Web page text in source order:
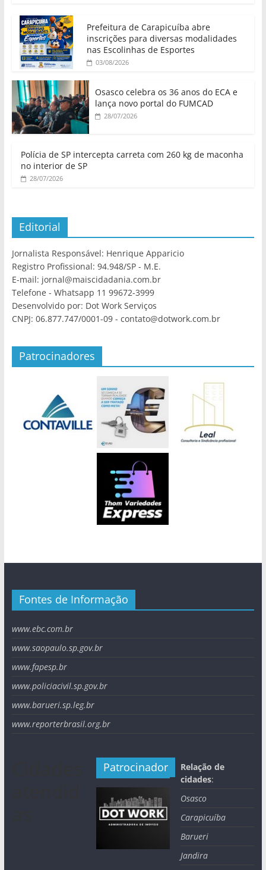
Prefeitura de Carapicuíba abre
inscrições para diversas modalidades
nas Escolinhas de Esportes
03/08/2026
Osasco celebra os 36 anos do ECA e
lança novo portal do FUMCAD
28/07/2026
Polícia de SP intercepta carreta com 260 kg de maconha
no interior de SP
28/07/2026
Editorial
Jornalista Responsável: Henrique Apparicio
Registro Profissional: 94.948/SP - M.E.
E-mail: jornal@maiscidadania.com.br
Telefone - Whatsapp 11 99672-3999
Desenvolvido por: Dot Work Serviços
CNPJ: 06.877.747/0001-09 - contato@dotwork.com.br
Patrocinadores
Fontes de Informação
www.ebc.com.br
www.saopaulo.sp.gov.br
www.fapesp.br
www.policiacivil.sp.gov.br
www.barueri.sp.leg.br
www.reporterbrasil.org.br
Patrocinador
Relação de
cidades:
Osasco
Carapicuíba
Barueri
Jandira